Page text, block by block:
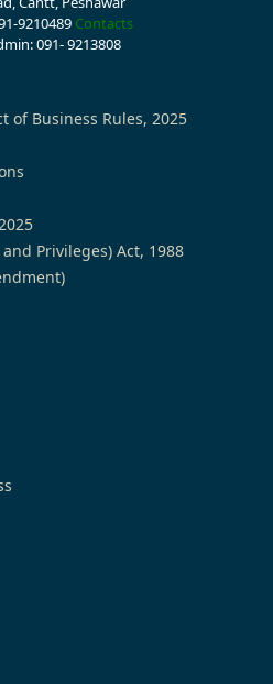
9210489 Contacts
091- 9213808
of Business Rules, 2025
Privileges) Act, 1988